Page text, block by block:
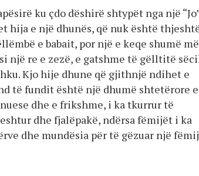
ku çdo dëshirë shtypët nga një
hija e një dhunës, që nuk është
e babait, por një e keqe shumë
një re e zezë, e gatshme të gëlltitë
Kjo hije dhune që gjithnjë ndihet e
të fundit është një dhumë shtetërore e
dhe e frikshme, i ka tkurrur të
dhe fjalëpakë, ndërsa fëmijët i ka
dhe mundësia për të gëzuar një